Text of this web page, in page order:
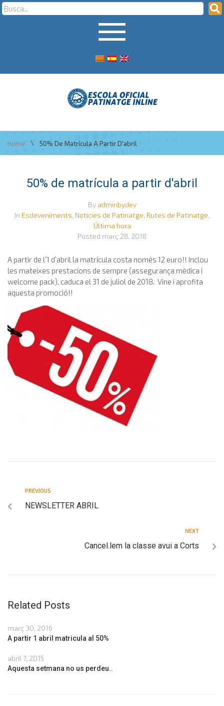
Home \ 50% De Matrícula A Partir D'abril
50% de matrícula a partir d'abril
By adminbydev
In Esdeveniments, Noticies de Patinatge, Rutes de Patinatge,
Última hora
Posted març 28, 2018
A partir de l’1 d’abril la matrícula costa només 12 euro!! Inclou
les mateixes prestacions de sempre (assegurança mèdica i
welcome pack), caduca el 31 de juliol de 2018. Vine i aprofita
aquesta promoció!!
PREVIOUS
NEWSLETTER ABRIL
NEXT
Cancel.lem la classe avui a Corts
Related Posts
març 30, 2016
A partir 1 abril matricula al 50%
abril 7, 2015
Aquesta setmana no us perdeu..